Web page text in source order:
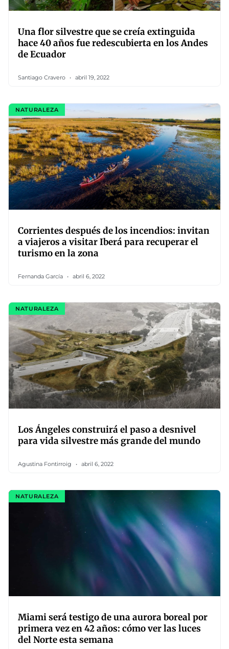
Una flor silvestre que se creía extinguida
hace 40 años fue redescubierta en los Andes
de Ecuador
Santiago Cravero abril 19, 2022
NATURALEZA
Corrientes después de los incendios: invitan
a viajeros a visitar Iberá para recuperar el
turismo en la zona
Fernanda García abril 6, 2022
NATURALEZA
Los Ángeles construirá el paso a desnivel
para vida silvestre más grande del mundo
Agustina Fontirroig abril 6, 2022
NATURALEZA
Miami será testigo de una aurora boreal por
primera vez en 42 años: cómo ver las luces
del Norte esta semana